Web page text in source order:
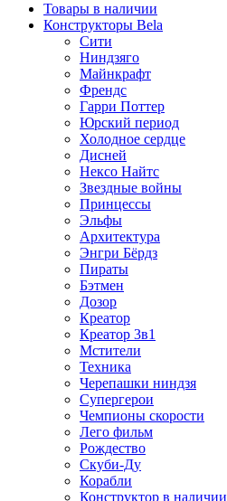
Товары в наличии
Конструкторы Bela
Сити
Ниндзяго
Майнкрафт
Френдс
Гарри Поттер
Юрский период
Холодное сердце
Дисней
Нексо Найтс
Звездные войны
Принцессы
Эльфы
Архитектура
Энгри Бёрдз
Пираты
Бэтмен
Дозор
Креатор
Креатор 3в1
Мстители
Техника
Черепашки ниндзя
Супергерои
Чемпионы скорости
Лего фильм
Рождество
Скуби-Ду
Корабли
Конструктор в наличии